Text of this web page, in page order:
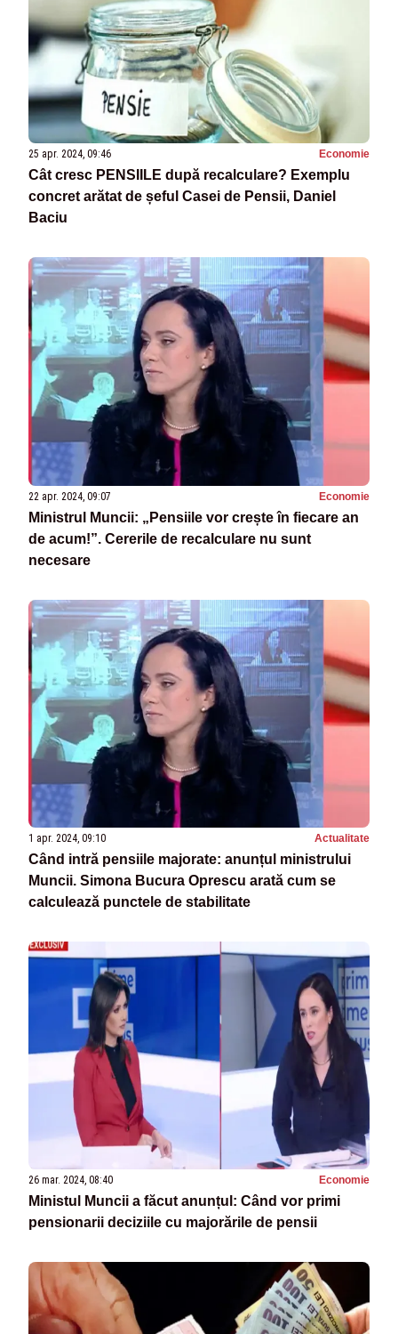
25 apr. 2024, 09:46 Economie
Cât cresc PENSIILE după recalculare? Exemplu
concret arătat de șeful Casei de Pensii, Daniel
Baciu
22 apr. 2024, 09:07 Economie
Ministrul Muncii: „Pensiile vor crește în fiecare an
de acum!”. Cererile de recalculare nu sunt
necesare
1 apr. 2024, 09:10 Actualitate
Când intră pensiile majorate: anunțul ministrului
Muncii. Simona Bucura Oprescu arată cum se
calculează punctele de stabilitate
26 mar. 2024, 08:40 Economie
Ministul Muncii a făcut anunțul: Când vor primi
pensionarii deciziile cu majorările de pensii